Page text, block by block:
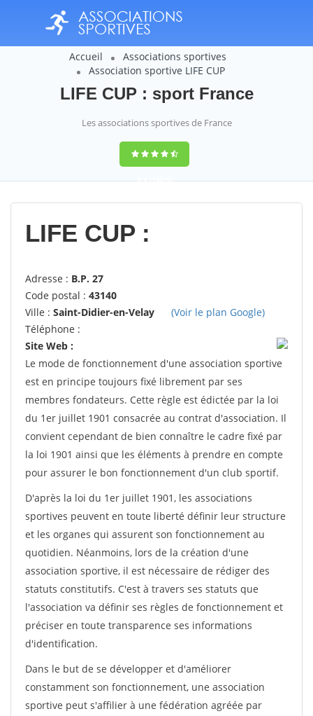
Accueil
Associations sportives
Association sportive LIFE CUP
LIFE CUP : sport France
Les associations sportives de France
9,4(100%)
14358votes
LIFE CUP :
Adresse : B.P. 27
Code postal : 43140
Ville : Saint-Didier-en-Velay
(Voir le plan Google)
Téléphone :
Site Web :
Le mode de fonctionnement d'une association sportive
est en principe toujours fixé librement par ses
membres fondateurs. Cette règle est édictée par la loi
du 1er juillet 1901 consacrée au contrat d'association. Il
convient cependant de bien connaître le cadre fixé par
la loi 1901 ainsi que les éléments à prendre en compte
pour assurer le bon fonctionnement d'un club sportif.
D'après la loi du 1er juillet 1901, les associations
sportives peuvent en toute liberté définir leur structure
et les organes qui assurent son fonctionnement au
quotidien. Néanmoins, lors de la création d'une
association sportive, il est nécessaire de rédiger des
statuts constitutifs. C'est à travers ses statuts que
l'association va définir ses règles de fonctionnement et
préciser en toute transparence ses informations
d'identification.
Dans le but de se développer et d'améliorer
constamment son fonctionnement, une association
sportive peut s'affilier à une fédération agréée par